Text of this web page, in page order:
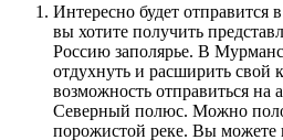
Интересно будет отправится
вы хотите получить
Россию заполярье. В
отдухнуть и расширить свой
возможность отправиться на
Северный полюс. Можно
порожистой реке. Вы можете